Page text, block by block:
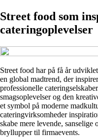
Street food som
cateringoplevelser
Street food har på få år
en global madtrend, der
professionelle
smagsoplevelser og den
et symbol på moderne
cateringvirksomheder
skabe mere levende,
bryllupper til firmaevents.